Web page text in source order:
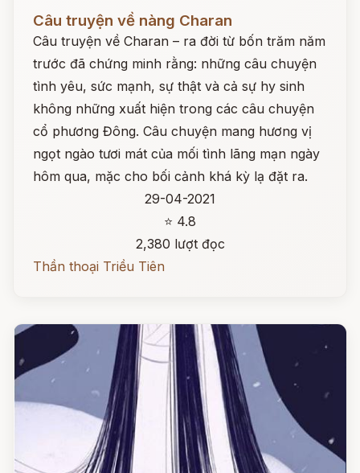
Câu truyện về nàng Charan
Câu truyện về Charan – ra đời từ bốn trăm năm
trước đã chứng minh rằng: những câu chuyện
tình yêu, sức mạnh, sự thật và cả sự hy sinh
không những xuất hiện trong các câu chuyện
cổ phương Đông. Câu chuyện mang hương vị
ngọt ngào tươi mát của mối tình lãng mạn ngày
hôm qua, mặc cho bối cảnh khá kỳ lạ đặt ra.
29-04-2021
⭐ 4.8
2,380 lượt đọc
Thần thoại Triều Tiên